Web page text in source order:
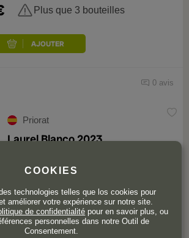
Plus que 3 bouteilles
0 avis
Priorat
Laurel Blanco 2023
COOKIES
technologies telles que los cookies pour
améliorer votre expérience sur notre site.
de confidentialité pour en savoir plus, ou
personnelles dans notre Outil de
Consentement.